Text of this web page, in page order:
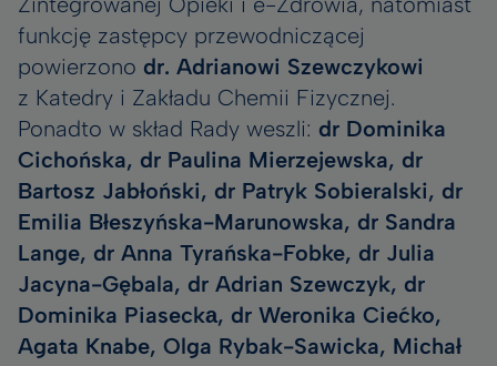
funkcję zastępcy przewodniczącej
powierzono dr. Adrianowi Szewczykowi
z Katedry i Zakładu Chemii Fizycznej.
Ponadto w skład Rady weszli: dr Dominika
Cichońska, dr Paulina Mierzejewska, dr
Bartosz Jabłoński, dr Patryk Sobieralski, dr
Emilia Błeszyńska-Marunowska, dr Sandra
Lange, dr Anna Tyrańska-Fobke, dr Julia
Jacyna-Gębala, dr Adrian Szewczyk, dr
Dominika Piaseckа, dr Weronika Ciećko,
Agata Knabe, Olga Rybak-Sawicka, Michał